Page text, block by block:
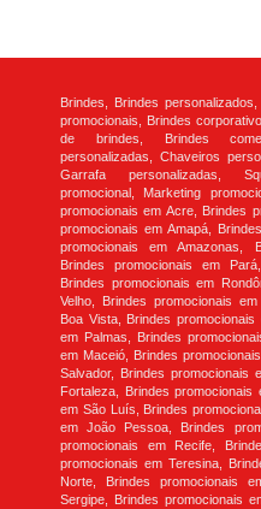
Brindes, Brindes
promocionais, Brindes
de brindes, Brindes
personalizadas, Chaveiros
Garrafa personalizadas,
promocional, Marketing
promocionais em Acre, Brindes
promocionais em Amapá,
promocionais em Amazonas,
Brindes promocionais em
Brindes promocionais em
Velho, Brindes promocionais
Boa Vista, Brindes
em Palmas, Brindes
em Maceió, Brindes
Salvador, Brindes promocionais
Fortaleza, Brindes promocionais
em São Luís, Brindes
em João Pessoa, Brindes
promocionais em Recife,
promocionais em Teresina,
Norte, Brindes promocionais
Sergipe, Brindes promocionais